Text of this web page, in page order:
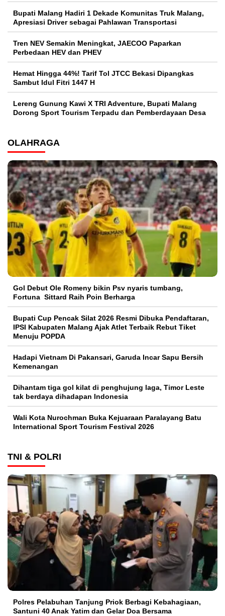
Bupati Malang Hadiri 1 Dekade Komunitas Truk Malang,
Apresiasi Driver sebagai Pahlawan Transportasi
Tren NEV Semakin Meningkat, JAECOO Paparkan
Perbedaan HEV dan PHEV
Hemat Hingga 44%! Tarif Tol JTCC Bekasi Dipangkas
Sambut Idul Fitri 1447 H
Lereng Gunung Kawi X TRI Adventure, Bupati Malang
Dorong Sport Tourism Terpadu dan Pemberdayaan Desa
OLAHRAGA
Gol Debut Ole Romeny bikin Psv nyaris tumbang,
Fortuna Sittard Raih Poin Berharga
Bupati Cup Pencak Silat 2026 Resmi Dibuka Pendaftaran,
IPSI Kabupaten Malang Ajak Atlet Terbaik Rebut Tiket
Menuju POPDA
Hadapi Vietnam Di Pakansari, Garuda Incar Sapu Bersih
Kemenangan
Dihantam tiga gol kilat di penghujung laga, Timor Leste
tak berdaya dihadapan Indonesia
Wali Kota Nurochman Buka Kejuaraan Paralayang Batu
International Sport Tourism Festival 2026
TNI & POLRI
Polres Pelabuhan Tanjung Priok Berbagi Kebahagiaan,
Santuni 40 Anak Yatim dan Gelar Doa Bersama